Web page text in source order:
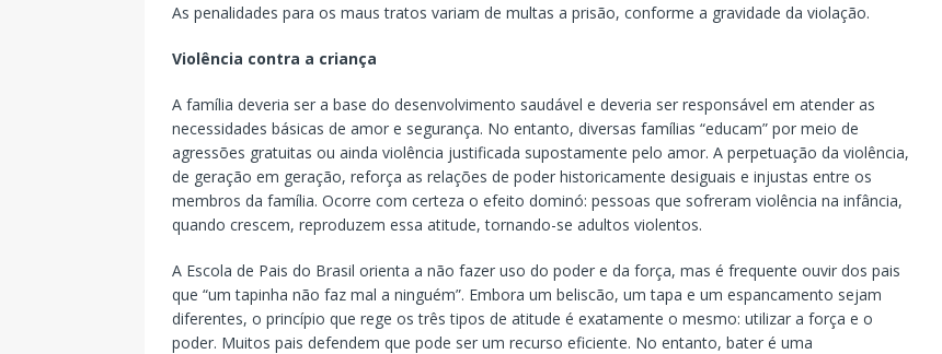
As penalidades para os maus tratos variam de multas a prisão, conforme a gravidade da violação.
Violência contra a criança
A família deveria ser a base do desenvolvimento saudável e deveria ser responsável em atender as
necessidades básicas de amor e segurança. No entanto, diversas famílias “educam” por meio de
agressões gratuitas ou ainda violência justificada supostamente pelo amor. A perpetuação da violência,
de geração em geração, reforça as relações de poder historicamente desiguais e injustas entre os
membros da família. Ocorre com certeza o efeito dominó: pessoas que sofreram violência na infância,
quando crescem, reproduzem essa atitude, tornando-se adultos violentos.
A Escola de Pais do Brasil orienta a não fazer uso do poder e da força, mas é frequente ouvir dos pais
que “um tapinha não faz mal a ninguém”. Embora um beliscão, um tapa e um espancamento sejam
diferentes, o princípio que rege os três tipos de atitude é exatamente o mesmo: utilizar a força e o
poder. Muitos pais defendem que pode ser um recurso eficiente. No entanto, bater é uma